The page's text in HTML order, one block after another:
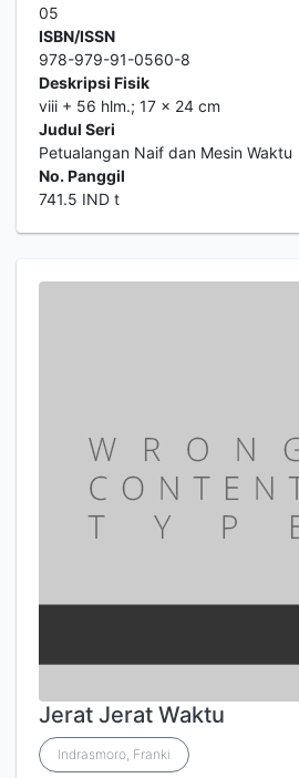
05
ISBN/ISSN
978-979-91-0560-8
Deskripsi Fisik
viii + 56 hlm.; 17 x 24 cm
Judul Seri
Petualangan Naif dan Mesin Waktu
No. Panggil
741.5 IND t
Jerat Jerat Waktu
Indrasmoro, Franki